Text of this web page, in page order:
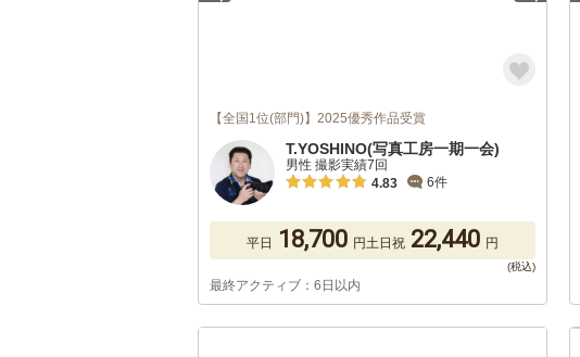
【全国1位(部門)】2025優秀作品受賞
T.YOSHINO(写真工房一期一会)
男性 撮影実績7回
4.83
6件
平日 18,700 円土日祝 22,440 円
最終アクティブ：6日以内